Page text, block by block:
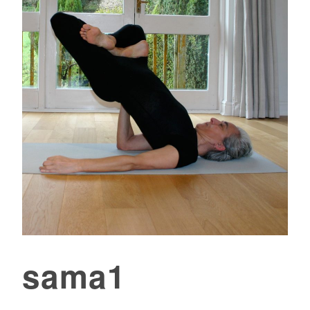
sama1